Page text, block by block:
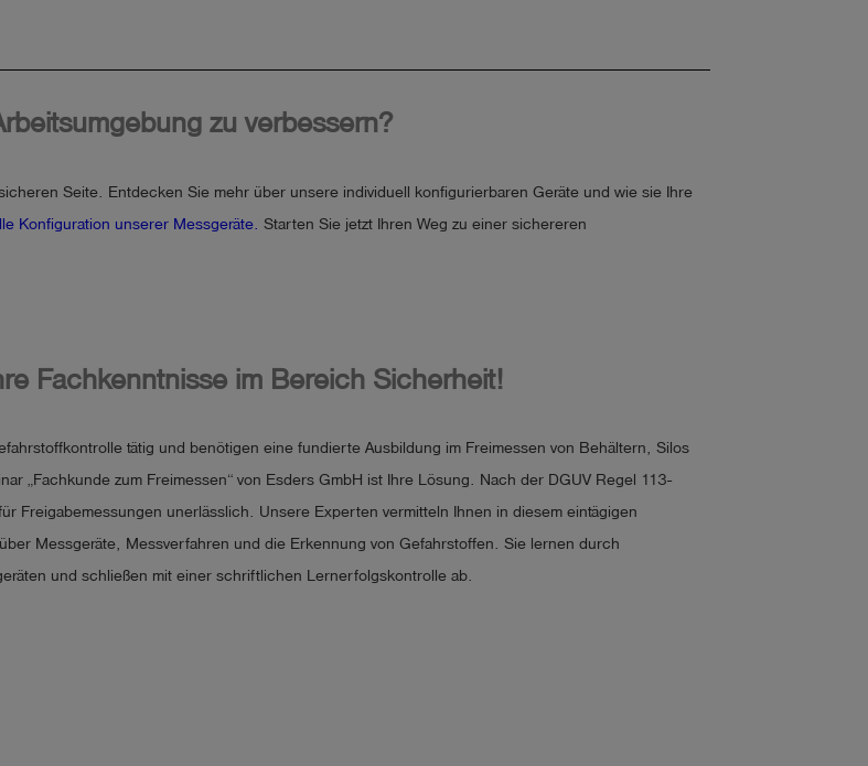
zu verbessern?
Seite. Entdecken Sie mehr über unsere individuell konfigurierbaren Geräte und wie sie Ihre
Konfiguration unserer Messgeräte. Starten Sie jetzt Ihren Weg zu einer sichereren
Fachkenntnisse im Bereich Sicherheit!
tätig und benötigen eine fundierte Ausbildung im Freimessen von Behältern, Silos
„Fachkunde zum Freimessen“ von Esders GmbH ist Ihre Lösung. Nach der DGUV Regel 113-
Freigabemessungen unerlässlich. Unsere Experten vermitteln Ihnen in diesem eintägigen
Messgeräte, Messverfahren und die Erkennung von Gefahrstoffen. Sie lernen durch
und schließen mit einer schriftlichen Lernerfolgskontrolle ab.